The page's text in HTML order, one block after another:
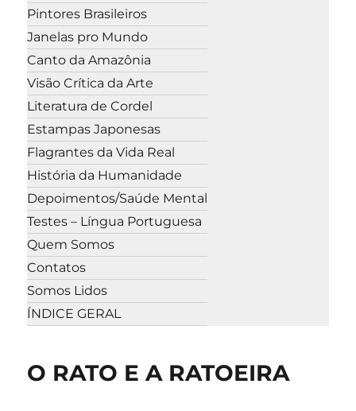
Pintores Brasileiros
Janelas pro Mundo
Canto da Amazônia
Visão Crítica da Arte
Literatura de Cordel
Estampas Japonesas
Flagrantes da Vida Real
História da Humanidade
Depoimentos/Saúde Mental
Testes – Língua Portuguesa
Quem Somos
Contatos
Somos Lidos
ÍNDICE GERAL
O RATO E A RATOEIRA